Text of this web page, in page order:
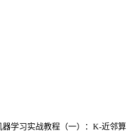
器学习实战教程（一）：K-近邻算